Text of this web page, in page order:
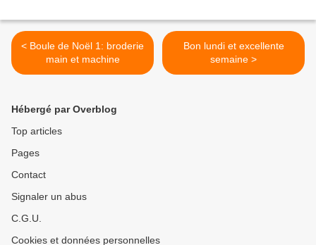
< Boule de Noël 1: broderie
main et machine
Bon lundi et excellente
semaine >
Hébergé par Overblog
Top articles
Pages
Contact
Signaler un abus
C.G.U.
Cookies et données personnelles